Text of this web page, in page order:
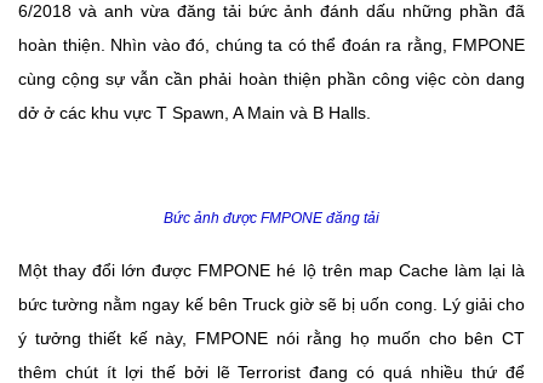
6/2018 và anh vừa đăng tải bức ảnh đánh dấu những phần đã
hoàn thiện. Nhìn vào đó, chúng ta có thể đoán ra rằng, FMPONE
cùng cộng sự vẫn cần phải hoàn thiện phần công việc còn dang
dở ở các khu vực T Spawn, A Main và B Halls.
Bức ảnh được FMPONE đăng tải
Một thay đổi lớn được FMPONE hé lộ trên map Cache làm lại là
bức tường nằm ngay kế bên Truck giờ sẽ bị uốn cong. Lý giải cho
ý tưởng thiết kế này, FMPONE nói rằng họ muốn cho bên CT
thêm chút ít lợi thế bởi lẽ Terrorist đang có quá nhiều thứ để